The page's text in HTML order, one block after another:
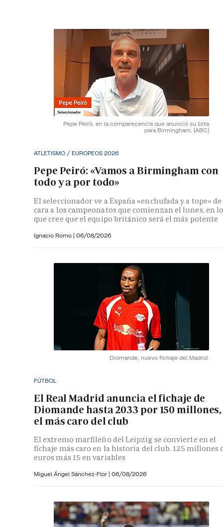
Pepe Peiró, en la comparecencia que anunció su lista
para Birmingham. (ABC)
ATLETISMO / EUROPEOS 2026
Pepe Peiró: «Vamos a Birmingham con
todo y a por todo»
El seleccionador ve a España «enchufada y a tope» de
cara a los campeonatos que comienzan el lunes, en
que cree que el equipo británico será el más potente
Ignacio Romo | 06/08/2026
Diomande, nuevo fichaje del Madrid.
FÚTBOL
El Real Madrid anuncia el fichaje de
Diomande hasta 2033 por 150 millones,
el más caro del club
El extremo marfileño del Leipzig se convierte en el
fichaje más caro en la historia del club. 125 millones
euros más 15 en variables
Miguel Ángel Sánchez-Flor | 06/08/2026